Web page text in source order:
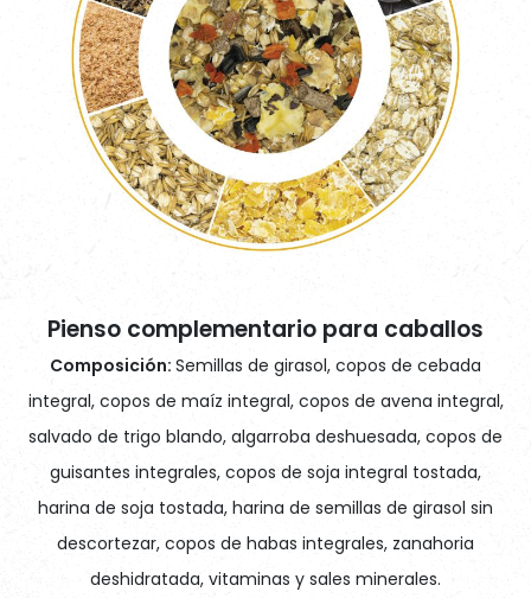
Pienso complementario para caballos
Composición: Semillas de girasol, copos de cebada
integral, copos de maíz integral, copos de avena integral,
salvado de trigo blando, algarroba deshuesada, copos de
guisantes integrales, copos de soja integral tostada,
harina de soja tostada, harina de semillas de girasol sin
descortezar, copos de habas integrales, zanahoria
deshidratada, vitaminas y sales minerales.